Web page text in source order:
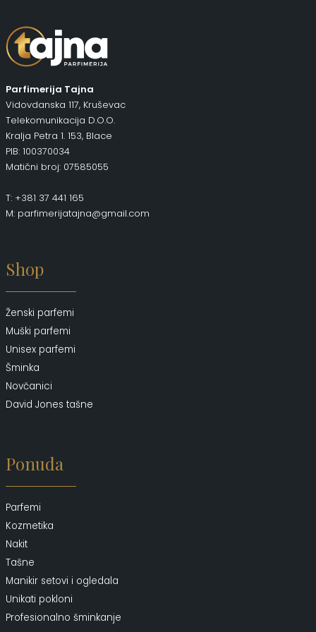
Parfimerija Tajna
Vidovdanska 117, Kruševac
Telekomunikacija D.O.O.
Kralja Petra 1. 153, Blace
PIB: 100370034
Matični broj: 07585055
T: +381 37 441 165
M: parfimerijatajna@gmail.com
Shop
Ženski parfemi
Muški parfemi
Unisex parfemi
Šminka
Novčanici
David Jones tašne
Ponuda
Parfemi
Kozmetika
Nakit
Tašne
Manikir setovi i ogledala
Unikati pokloni
Profesionalno šminkanje